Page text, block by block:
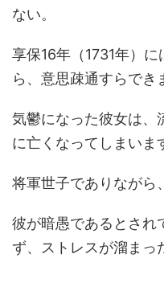
ない。
享保16年（1731年）
ら、意思疎通すらでき
気鬱になった彼女は、
に亡くなってしまいま
将軍世子でありながら
彼が暗愚であるとされ
ず、ストレスが溜まっ